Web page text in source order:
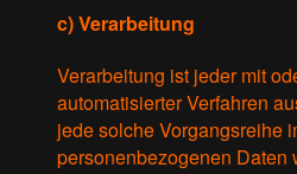
c) Verarbeitung
Verarbeitung ist jeder mit
automatisierter Verfahren
jede solche Vorgangsreihe
personenbezogenen Daten